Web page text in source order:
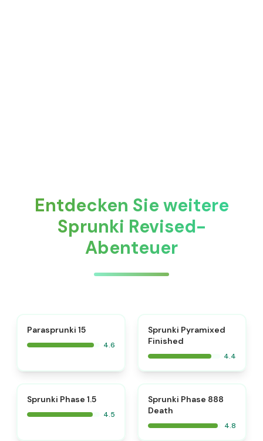
Entdecken Sie weitere
Sprunki Revised-
Abenteuer
Parasprunki 15
4.6
Sprunki Pyramixed
Finished
4.4
Sprunki Phase 1.5
4.5
Sprunki Phase 888
Death
4.8